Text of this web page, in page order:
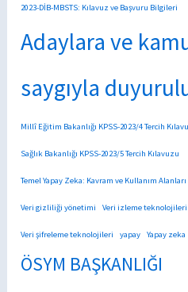
2023-DİB-MBSTS: Kılavuz ve Başvuru Bilgileri
Adaylara ve
saygıyla
Millî Eğitim Bakanlığı KPSS-2023/4 Tercih
Sağlık Bakanlığı KPSS-2023/5 Tercih Kılavuzu
Temel Yapay Zeka: Kavram ve Kullanım Alanları
Veri gizliliği yönetimi Veri izleme teknolojileri
Veri şifreleme teknolojileri yapay Yapay zeka
ÖSYM BAŞKANLIĞI